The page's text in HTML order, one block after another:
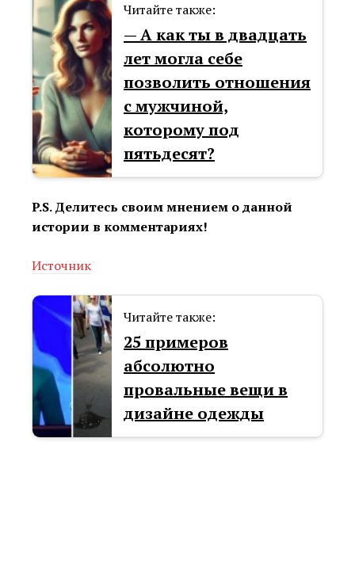
Читайте также:
— А как ты в двадцать
лет могла себе
позволить отношения
с мужчиной,
которому под
пятьдесят?
P.S. Делитесь своим мнением о данной
истории в комментариях!
Источник
Читайте также:
25 примеров
абсолютно
провальные вещи в
дизайне одежды